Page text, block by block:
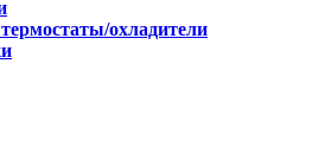
охладители